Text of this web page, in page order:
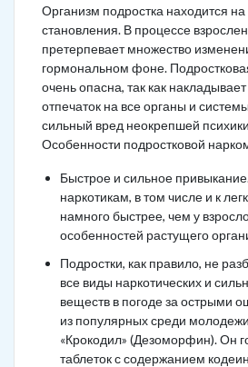
Организм подростка находится на
становления. В процессе
претерпевает множество
гормональном фоне.
очень опасна, так как
отпечаток на все органы и
сильный вред неокрепшей
Особенности подростковой
Быстрое и сильное
наркотикам, в том числе и к
намного быстрее, чем у
особенностей растущего
Подростки, как правило, не
все виды наркотических и
веществ в погоде за острыми
из популярных среди
«Крокодил» (Дезоморфин). Он
таблеток с содержанием